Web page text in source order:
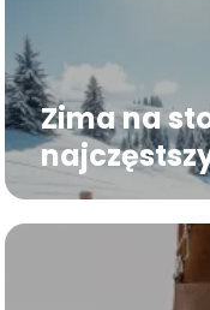
Zima na
Poradnik